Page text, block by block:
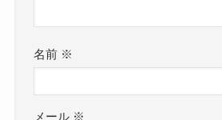
名前 ※
メール ※